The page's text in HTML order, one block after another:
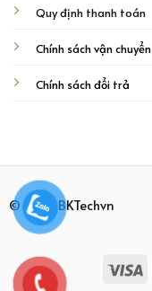
Quy định thanh toán
Chính sách vận chuyển
Chính sách đổi trả
© 2026 BKTechvn